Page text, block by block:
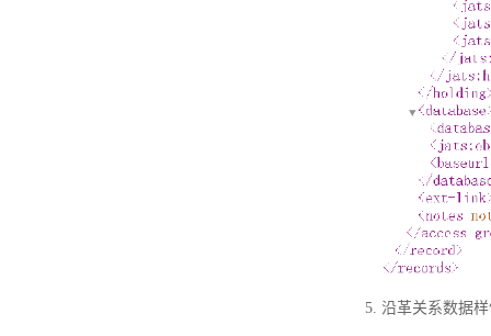
5. 沿革关系数据